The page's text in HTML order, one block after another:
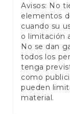
Avisos: No
elementos
cuando su
o limitación
No se dan
todos los
tenga
como
pueden
material.